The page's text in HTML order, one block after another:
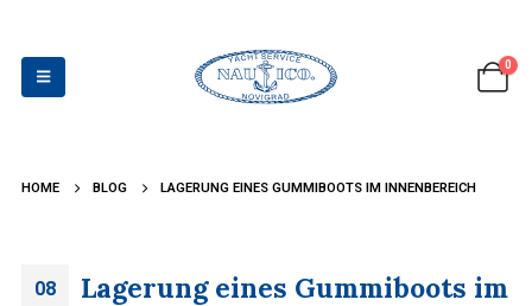
0
HOME BLOG LAGERUNG EINES GUMMIBOOTS IM INNENBEREICH
08
Lagerung eines Gummiboots im